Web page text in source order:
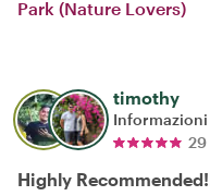
Park (Nature Lovers)
timothy
Informazioni
29
Highly